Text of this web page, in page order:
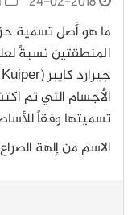
ما هو أصل تسمية
المنطقتين نسبةً
الأجسام التي تم
تسميتها وفقاً
الاسم من إلهة